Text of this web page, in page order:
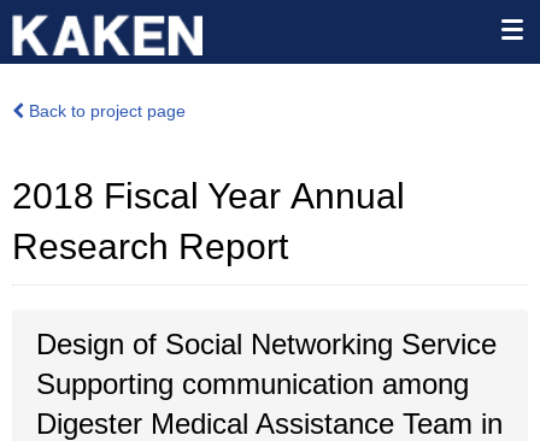
Back to project page
2018 Fiscal Year Annual
Research Report
Design of Social Networking Service
Supporting communication among
Digester Medical Assistance Team in